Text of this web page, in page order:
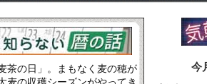
茶の日」。まもなく麦の穂が
今